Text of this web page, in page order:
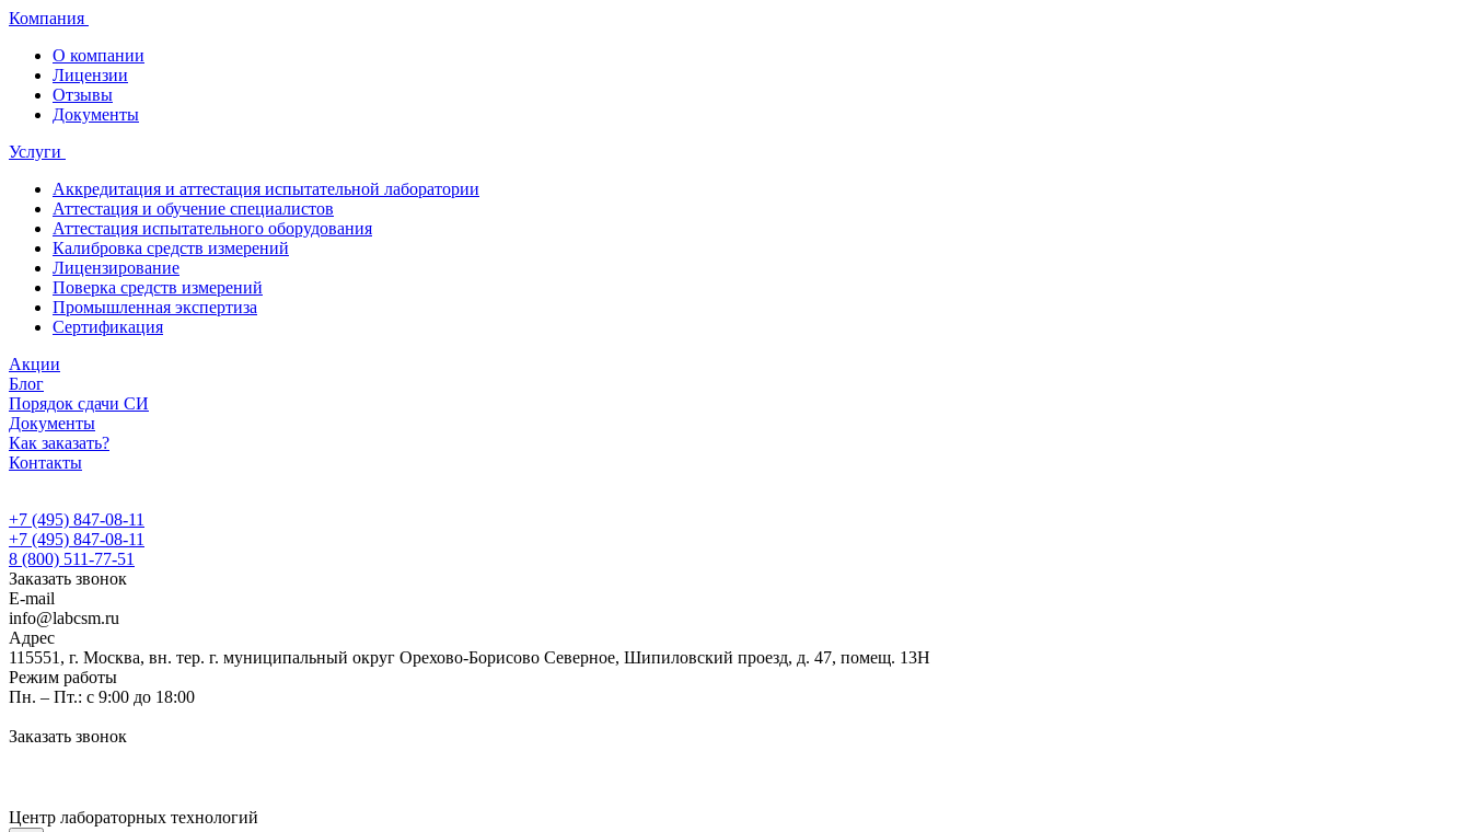
Компания
О компании
Лицензии
Отзывы
Документы
Услуги
Аккредитация и аттестация испытательной лаборатории
Аттестация и обучение специалистов
Аттестация испытательного оборудования
Калибровка средств измерений
Лицензирование
Поверка средств измерений
Промышленная экспертиза
Сертификация
Акции
Блог
Порядок сдачи СИ
Документы
Как заказать?
Контакты
+7 (495) 847-08-11
+7 (495) 847-08-11
8 (800) 511-77-51
Заказать звонок
E-mail
info@labcsm.ru
Адрес
115551, г. Москва, вн. тер. г. муниципальный округ Орехово-Борисово Северное, Шипиловский проезд, д. 47, помещ. 13Н
Режим работы
Пн. – Пт.: с 9:00 до 18:00
Заказать звонок
Центр лабораторных технологий